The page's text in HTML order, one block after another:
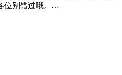
位别错过哦。…